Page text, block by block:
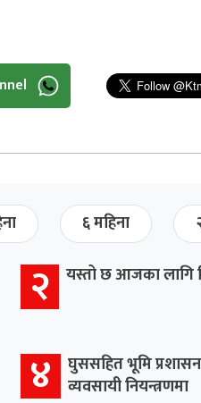
६ महिना
२ यस्तो छ आजका लागि
४ घुससहित भूमि
व्यवसायी नियन्त्रणमा